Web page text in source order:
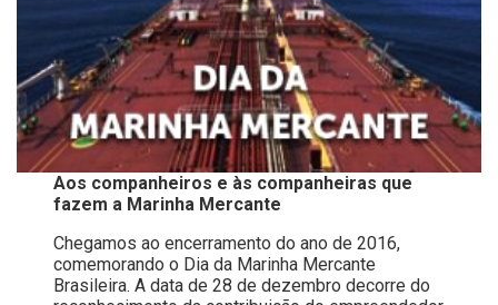
Aos companheiros e às companheiras que
fazem a Marinha Mercante
Chegamos ao encerramento do ano de 2016,
comemorando o Dia da Marinha Mercante
Brasileira. A data de 28 de dezembro decorre do